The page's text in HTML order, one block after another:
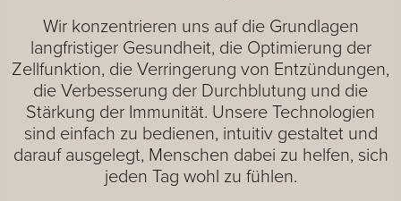
Wir konzentrieren uns auf die Grundlagen
langfristiger Gesundheit, die Optimierung der
Zellfunktion, die Verringerung von Entzündungen,
die Verbesserung der Durchblutung und die
Stärkung der Immunität. Unsere Technologien
sind einfach zu bedienen, intuitiv gestaltet und
darauf ausgelegt, Menschen dabei zu helfen, sich
jeden Tag wohl zu fühlen.